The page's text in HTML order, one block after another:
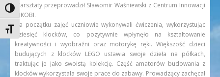
Toggle High Contrast
Toggle Font size
Warsztaty przeprowadził Sławomir Waśniewski z Centrum Innowacji
INKOBI.
Na początku zajęć uczniowie wykonywali ćwiczenia, wykorzystując
dziesięć klocków, co pozytywnie wpłynęło na kształtowanie
kreatywności i wyobraźni oraz motorykę ręki. Większość dzieci
budujących z klocków LEGO ustawia swoje dzieła na półkach,
traktując je jako swoistą kolekcję. Część amatorów budowania z
klocków wykorzystała swoje prace do zabawy. Prowadzący zachęcał